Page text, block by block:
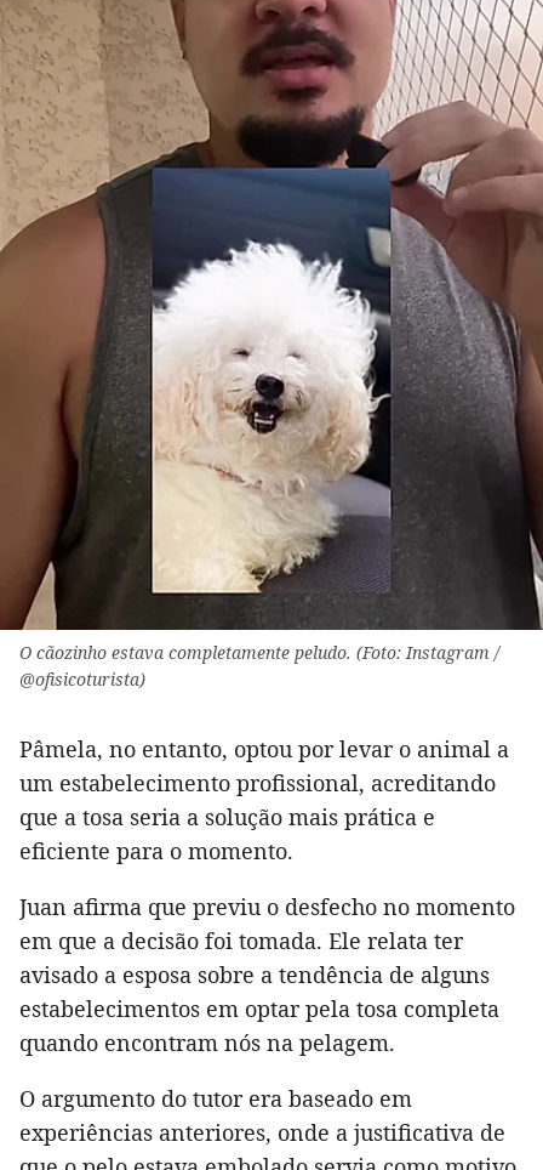
O cãozinho estava completamente peludo. (Foto: Instagram /
@ofisicoturista)
Pâmela, no entanto, optou por levar o animal a
um estabelecimento profissional, acreditando
que a tosa seria a solução mais prática e
eficiente para o momento.
Juan afirma que previu o desfecho no momento
em que a decisão foi tomada. Ele relata ter
avisado a esposa sobre a tendência de alguns
estabelecimentos em optar pela tosa completa
quando encontram nós na pelagem.
O argumento do tutor era baseado em
experiências anteriores, onde a justificativa de